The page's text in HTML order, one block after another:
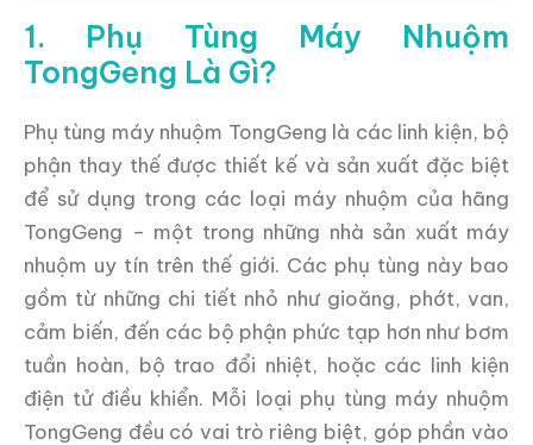
1. Phụ Tùng Máy Nhuộm
TongGeng Là Gì?
Phụ tùng máy nhuộm TongGeng là các linh kiện, bộ
phận thay thế được thiết kế và sản xuất đặc biệt
để sử dụng trong các loại máy nhuộm của hãng
TongGeng – một trong những nhà sản xuất máy
nhuộm uy tín trên thế giới. Các phụ tùng này bao
gồm từ những chi tiết nhỏ như gioăng, phớt, van,
cảm biến, đến các bộ phận phức tạp hơn như bơm
tuần hoàn, bộ trao đổi nhiệt, hoặc các linh kiện
điện tử điều khiển. Mỗi loại phụ tùng máy nhuộm
TongGeng đều có vai trò riêng biệt, góp phần vào